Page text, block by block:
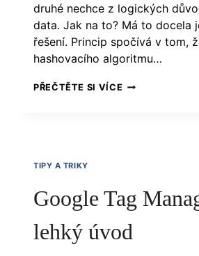
druhé nechce z logických
data. Jak na to? Má to docela
řešení. Princip spočívá v tom,
hashovacího algoritmu…
PŘEČTĚTE SI VÍCE JAK
TIPY A TRIKY
Google Tag
lehký úvod